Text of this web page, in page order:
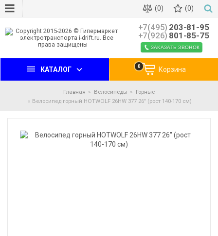
(0) (0)
+7(495) 203-81-95
+7(926) 801-85-75
ЗАКАЗАТЬ ЗВОНОК
КАТАЛОГ Корзина
0
Главная Велосипеды
Горные
Велосипед горный HOTWOLF 26HW 377 26" (рост 140-170 см)